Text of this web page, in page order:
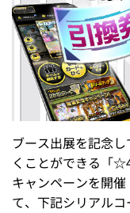
ブース出展を記念
くことができる「
キャンペーンを開
て、下記シリアルコ